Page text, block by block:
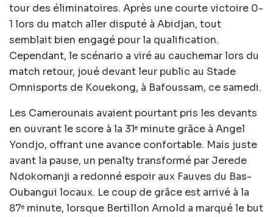
tour des éliminatoires. Après une courte victoire 0-
1 lors du match aller disputé à Abidjan, tout
semblait bien engagé pour la qualification.
Cependant, le scénario a viré au cauchemar lors du
match retour, joué devant leur public au Stade
Omnisports de Kouekong, à Bafoussam, ce samedi.
Les Camerounais avaient pourtant pris les devants
en ouvrant le score à la 31e minute grâce à Angel
Yondjo, offrant une avance confortable. Mais juste
avant la pause, un penalty transformé par Jerede
Ndokomanji a redonné espoir aux Fauves du Bas-
Oubangui locaux. Le coup de grâce est arrivé à la
87e minute, lorsque Bertillon Arnold a marqué le but